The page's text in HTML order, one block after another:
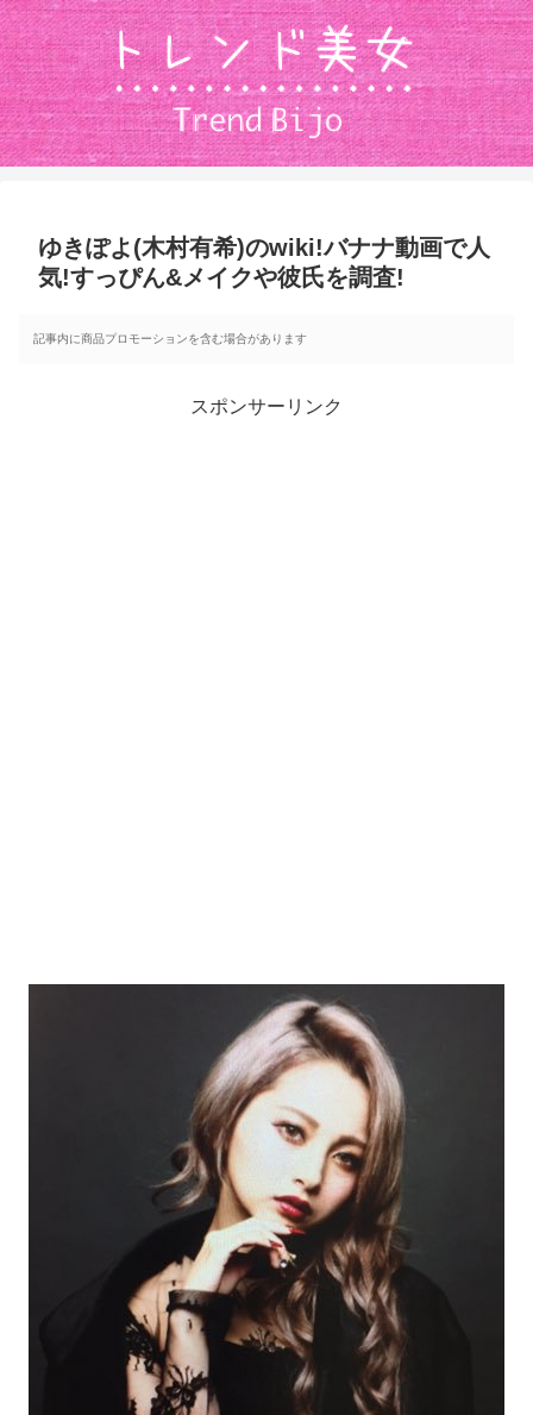
ゆきぽよ(木村有希)のwiki!バナナ動画で人
気!すっぴん&メイクや彼氏を調査!
記事内に商品プロモーションを含む場合があります
スポンサーリンク